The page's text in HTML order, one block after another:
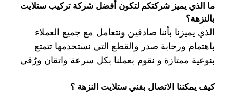
ما الذي يميز شركتكم لتكون أفضل شركة تركيب ستلايت
بالنزهة؟
الذي يميزنا بأننا صادقين ونتعامل مع جميع العملاء
باهتمام ورحابة صدر والقطع التي نستخدمها تتمتع
بنوعية ممتازة و نقوم بعملنا بكل سرعة واتقان ورُقي
كيف يمكننا الاتصال بفني ستلايت النزهة ؟